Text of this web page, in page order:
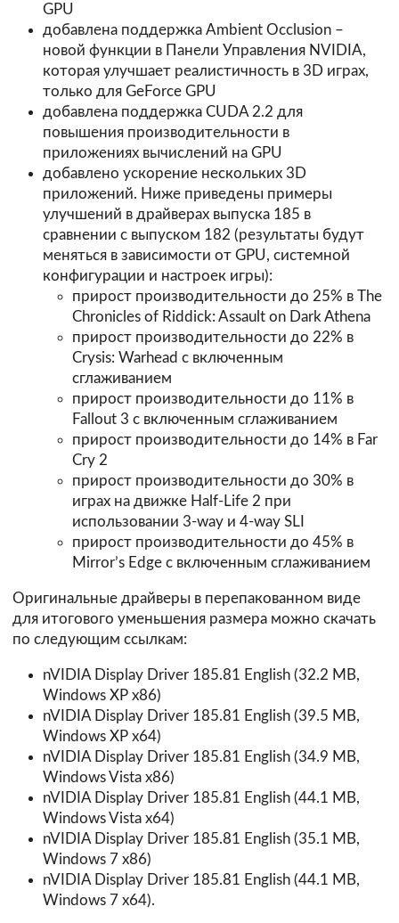
GPU
добавлена поддержка Ambient Occlusion –
новой функции в Панели Управления NVIDIA,
которая улучшает реалистичность в 3D играх,
только для GeForce GPU
добавлена поддержка CUDA 2.2 для
повышения производительности в
приложениях вычислений на GPU
добавлено ускорение нескольких 3D
приложений. Ниже приведены примеры
улучшений в драйверах выпуска 185 в
сравнении с выпуском 182 (результаты будут
меняться в зависимости от GPU, системной
конфигурации и настроек игры):
прирост производительности до 25% в The
Chronicles of Riddick: Assault on Dark Athena
прирост производительности до 22% в
Crysis: Warhead с включенным
сглаживанием
прирост производительности до 11% в
Fallout 3 с включенным сглаживанием
прирост производительности до 14% в Far
Cry 2
прирост производительности до 30% в
играх на движке Half-Life 2 при
использовании 3-way и 4-way SLI
прирост производительности до 45% в
Mirror’s Edge с включенным сглаживанием
Оригинальные драйверы в перепакованном виде
для итогового уменьшения размера можно скачать
по следующим ссылкам:
nVIDIA Display Driver 185.81 English (32.2 MB,
Windows XP x86)
nVIDIA Display Driver 185.81 English (39.5 MB,
Windows XP x64)
nVIDIA Display Driver 185.81 English (34.9 MB,
Windows Vista x86)
nVIDIA Display Driver 185.81 English (44.1 MB,
Windows Vista x64)
nVIDIA Display Driver 185.81 English (35.1 MB,
Windows 7 x86)
nVIDIA Display Driver 185.81 English (44.1 MB,
Windows 7 x64).